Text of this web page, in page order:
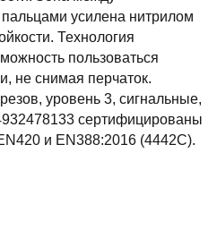
усилена нитрилом
Технология
пользоваться
не снимая перчаток.
уровень 3, сигнальные,
сертифицированы
и EN388:2016 (4442C).